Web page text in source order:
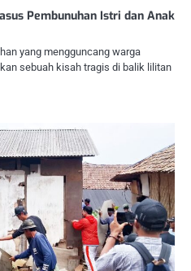
Pembunuhan Istri dan Anak
yang mengguncang warga
sebuah kisah tragis di balik lilitan